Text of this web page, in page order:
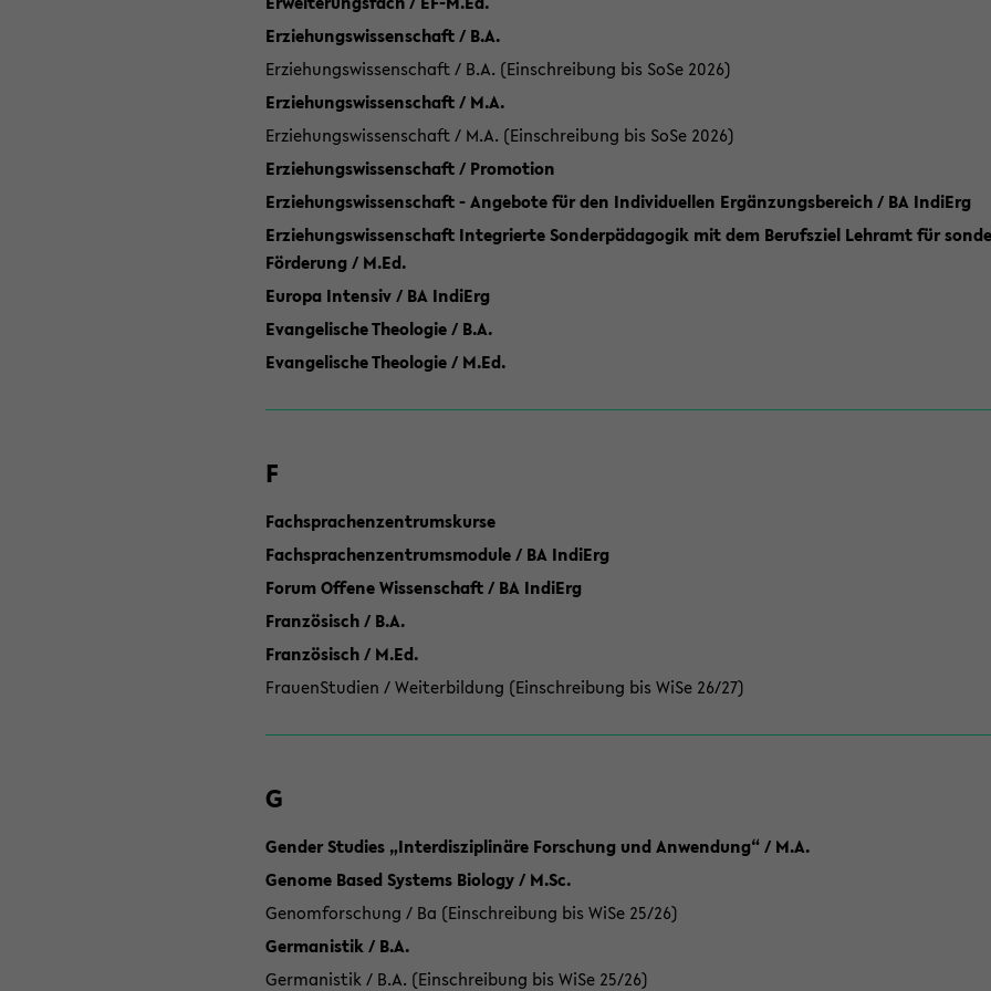
Erziehungswissenschaft / B.A.
Erziehungswissenschaft / B.A. (Einschreibung bis SoSe 2026)
Erziehungswissenschaft / M.A.
Erziehungswissenschaft / M.A. (Einschreibung bis SoSe 2026)
Erziehungswissenschaft / Promotion
Erziehungswissenschaft - Angebote für den Individuellen Ergänzungsbereich / BA IndiErg
Erziehungswissenschaft Integrierte Sonderpädagogik mit dem Berufsziel Lehramt für
Förderung / M.Ed.
Europa Intensiv / BA IndiErg
Evangelische Theologie / B.A.
Evangelische Theologie / M.Ed.
F
Fachsprachenzentrumskurse
Fachsprachenzentrumsmodule / BA IndiErg
Forum Offene Wissenschaft / BA IndiErg
Französisch / B.A.
Französisch / M.Ed.
FrauenStudien / Weiterbildung (Einschreibung bis WiSe 26/27)
G
Gender Studies „Interdisziplinäre Forschung und Anwendung“ / M.A.
Genome Based Systems Biology / M.Sc.
Genomforschung / Ba (Einschreibung bis WiSe 25/26)
Germanistik / B.A.
Germanistik / B.A. (Einschreibung bis WiSe 25/26)